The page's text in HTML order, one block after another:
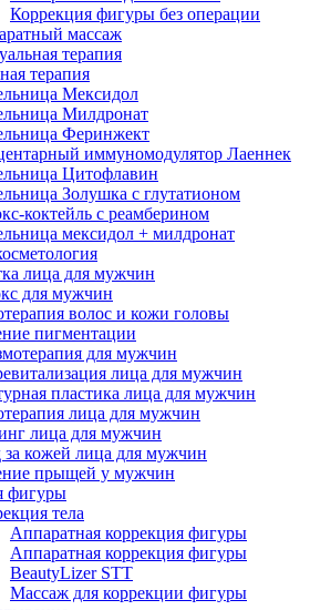
Коррекция фигуры без операции
массаж
терапия
терапия
Мексидол
Милдронат
Феринжект
иммуномодулятор Лаеннек
Цитофлавин
Золушка с глутатионом
коктейль с реамберином
мексидол + милдронат
лица для мужчин
для мужчин
волос и кожи головы
пигментации
для мужчин
лица для мужчин
пластика лица для мужчин
лица для мужчин
лица для мужчин
за кожей лица для мужчин
прыщей у мужчин
фигуры
тела
Аппаратная коррекция фигуры
Аппаратная коррекция фигуры
BeautyLizer STT
Массаж для коррекции фигуры